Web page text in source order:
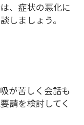
、症状の悪化に
しましょう。
が苦しく会話も
請を検討してく